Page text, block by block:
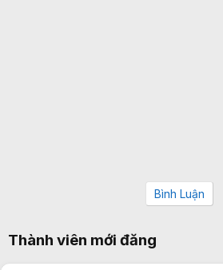
Bình Luận
Thành viên mới đăng